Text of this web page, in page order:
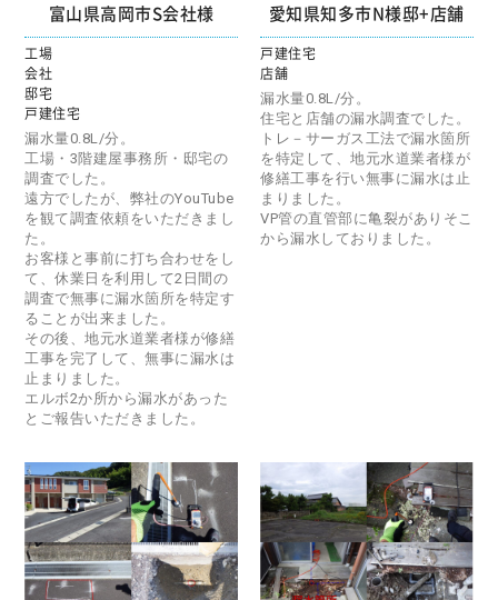
富山県高岡市S会社様
工場
会社
邸宅
戸建住宅
漏水量0.8L/分。
工場・3階建屋事務所・邸宅の
調査でした。
遠方でしたが、弊社のYouTube
を観て調査依頼をいただきまし
た。
お客様と事前に打ち合わせをし
て、休業日を利用して2日間の
調査で無事に漏水箇所を特定す
ることが出来ました。
その後、地元水道業者様が修繕
工事を完了して、無事に漏水は
止まりました。
エルボ2か所から漏水があった
とご報告いただきました。
愛知県知多市N様邸+店舗
戸建住宅
店舗
漏水量0.8L/分。
住宅と店舗の漏水調査でした。
トレ－サーガス工法で漏水箇所
を特定して、地元水道業者様が
修繕工事を行い無事に漏水は止
まりました。
VP管の直管部に亀裂がありそこ
から漏水しておりました。